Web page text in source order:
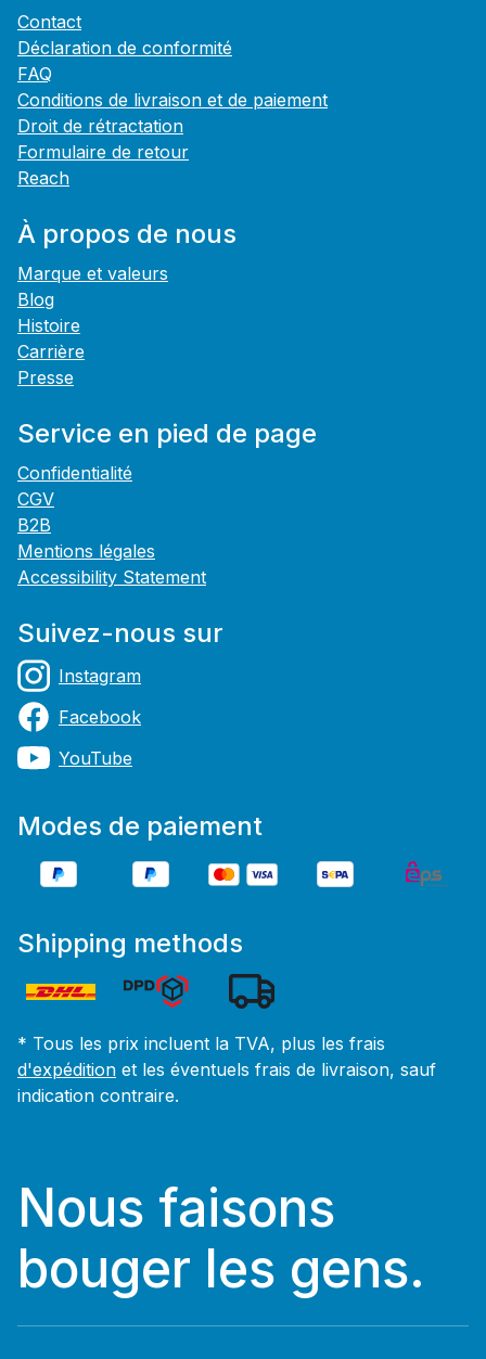
Contact
Déclaration de conformité
FAQ
Conditions de livraison et de paiement
Droit de rétractation
Formulaire de retour
Reach
À propos de nous
Marque et valeurs
Blog
Histoire
Carrière
Presse
Service en pied de page
Confidentialité
CGV
B2B
Mentions légales
Accessibility Statement
Suivez-nous sur
Instagram
Facebook
YouTube
Modes de paiement
Shipping methods
* Tous les prix incluent la TVA, plus les frais
d'expédition et les éventuels frais de livraison, sauf
indication contraire.
Nous faisons
bouger les gens.